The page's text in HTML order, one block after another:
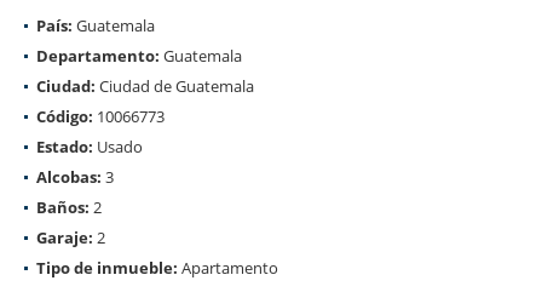
País: Guatemala
Departamento: Guatemala
Ciudad: Ciudad de Guatemala
Código: 10066773
Estado: Usado
Alcobas: 3
Baños: 2
Garaje: 2
Tipo de inmueble: Apartamento